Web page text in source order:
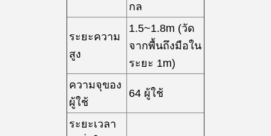
กล
ระยะความ
สูง
1.5~1.8m (วัด
จากพื้นถึงมือใน
ระยะ 1m)
ความจุของ
ผู้ใช้
64 ผู้ใช้
ระยะเวลา